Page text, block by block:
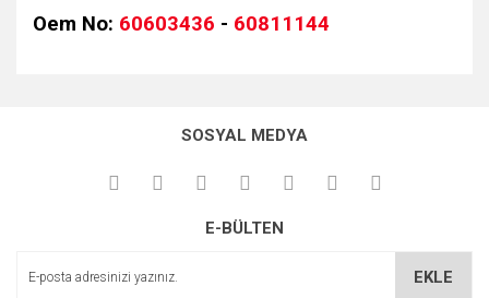
Oem No: 60603436 - 60811144
kullanarak tarafımıza iletebilirsiniz.
Görüş ve önerileriniz için teşekkür ederiz.
Ürün açıklamasında eksik bilgiler bulunuyor.
SOSYAL MEDYA
E-BÜLTEN
EKLE